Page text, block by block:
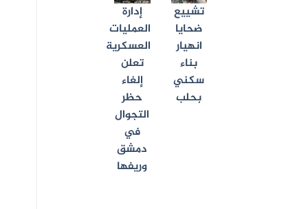
تشييع
ضحايا
انهيار
بناء
سكني
بحلب
إدارة
العمليات
العسكرية
تعلن
إلغاء
حظر
التجوال
في
دمشق
وريفها